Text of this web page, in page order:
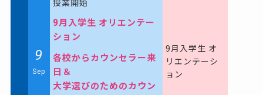
9
Sep
授業開始
9月入学生 オリエンテー
ション
各校からカウンセラー来
日＆
大学選びのためのカウン
9月入学生 オ
リエンテーシ
ョン